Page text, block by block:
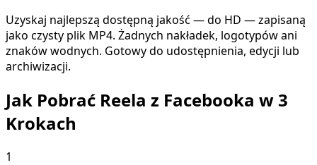
Uzyskaj najlepszą dostępną jakość — do HD — zapisaną
jako czysty plik MP4. Żadnych nakładek, logotypów ani
znaków wodnych. Gotowy do udostępnienia, edycji lub
archiwizacji.
Jak Pobrać Reela z Facebooka w 3
Krokach
1